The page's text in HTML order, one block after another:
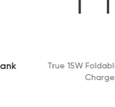
True 15W
Car